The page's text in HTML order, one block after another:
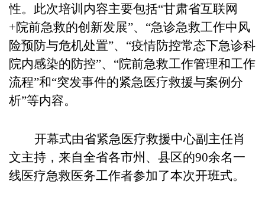
性。此次培训内容主要包括“甘肃省互联网
+院前急救的创新发展”、“急诊急救工作中风
险预防与危机处置”、“疫情防控常态下急诊科
院内感染的防控”、“院前急救工作管理和工作
流程”和“突发事件的紧急医疗救援与案例分
析”等内容。
开幕式由省紧急医疗救援中心副主任肖
文主持， 来自全省各市州、县区的90余名一
线医疗急救医务工作者参加了本次开班式。